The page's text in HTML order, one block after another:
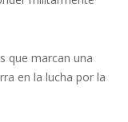
que marcan una
en la lucha por la